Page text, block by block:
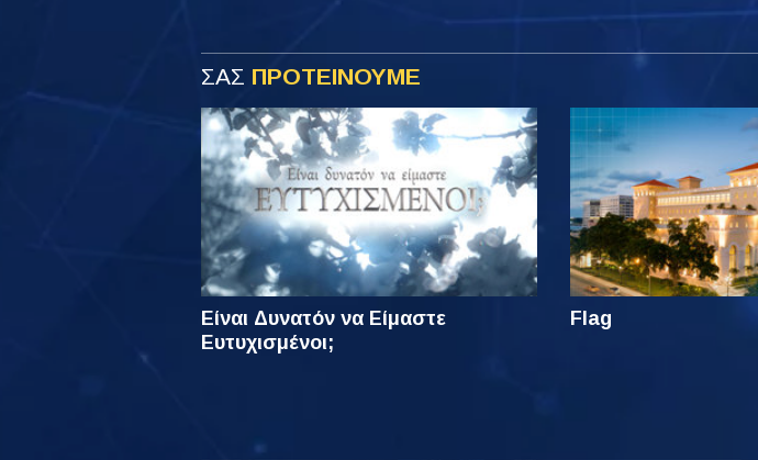
ΣΑΣ ΠΡΟΤΕΙΝΟΥΜΕ
Είναι Δυνατόν να Είμαστε
Ευτυχισμένοι;
Flag